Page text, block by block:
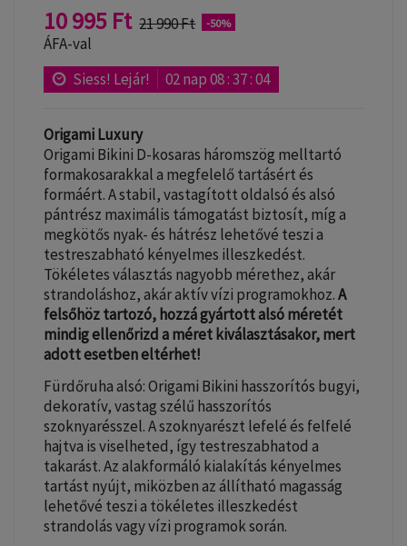
10 995 Ft 21 990 Ft -50%
ÁFA-val
Siess! Lejár!
02nap08:37:03
Origami Luxury
Origami Bikini D-kosaras háromszög melltartó
formakosarakkal a megfelelő tartásért és
formáért. A stabil, vastagított oldalsó és alsó
pántrész maximális támogatást biztosít, míg a
megkötős nyak- és hátrész lehetővé teszi a
testreszabható kényelmes illeszkedést.
Tökéletes választás nagyobb mérethez, akár
strandoláshoz, akár aktív vízi programokhoz.A
felsőhöz tartozó, hozzá gyártott alsó méretét
mindig ellenőrizd a méret kiválasztásakor, mert
adott esetben eltérhet!
Fürdőruha alsó: Origami Bikini hasszorítós bugyi,
dekoratív, vastag szélű hasszorítós
szoknyarésszel. A szoknyarészt lefelé és felfelé
hajtva is viselheted, így testreszabhatod a
takarást. Az alakformáló kialakítás kényelmes
tartást nyújt, miközben az állítható magasság
lehetővé teszi a tökéletes illeszkedést
strandolás vagy vízi programok során.